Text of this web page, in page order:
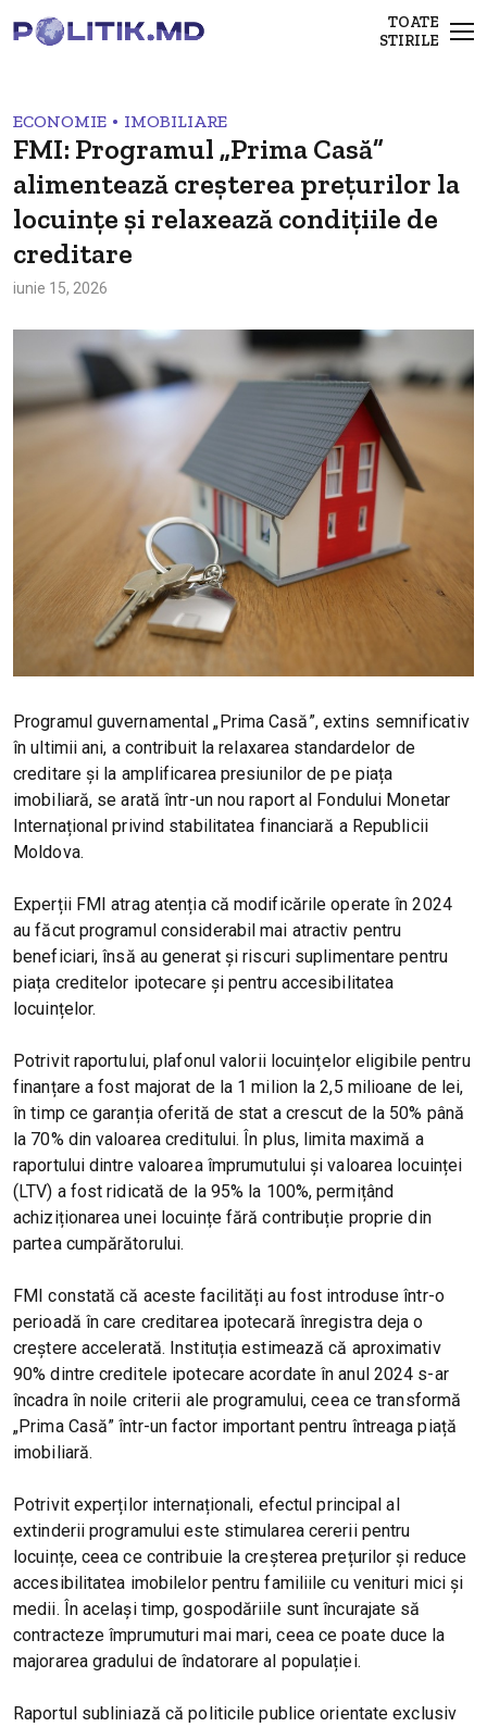
TOATE
STIRILE
ECONOMIE • IMOBILIARE
FMI: Programul „Prima Casă”
alimentează creșterea prețurilor la
locuințe și relaxează condițiile de
creditare
iunie 15, 2026
Programul guvernamental „Prima Casă”, extins semnificativ
în ultimii ani, a contribuit la relaxarea standardelor de
creditare și la amplificarea presiunilor de pe piața
imobiliară, se arată într-un nou raport al Fondului Monetar
Internațional privind stabilitatea financiară a Republicii
Moldova.
Experții FMI atrag atenția că modificările operate în 2024
au făcut programul considerabil mai atractiv pentru
beneficiari, însă au generat și riscuri suplimentare pentru
piața creditelor ipotecare și pentru accesibilitatea
locuințelor.
Potrivit raportului, plafonul valorii locuințelor eligibile pentru
finanțare a fost majorat de la 1 milion la 2,5 milioane de lei,
în timp ce garanția oferită de stat a crescut de la 50% până
la 70% din valoarea creditului. În plus, limita maximă a
raportului dintre valoarea împrumutului și valoarea locuinței
(LTV) a fost ridicată de la 95% la 100%, permițând
achiziționarea unei locuințe fără contribuție proprie din
partea cumpărătorului.
FMI constată că aceste facilități au fost introduse într-o
perioadă în care creditarea ipotecară înregistra deja o
creștere accelerată. Instituția estimează că aproximativ
90% dintre creditele ipotecare acordate în anul 2024 s-ar
încadra în noile criterii ale programului, ceea ce transformă
„Prima Casă” într-un factor important pentru întreaga piață
imobiliară.
Potrivit experților internaționali, efectul principal al
extinderii programului este stimularea cererii pentru
locuințe, ceea ce contribuie la creșterea prețurilor și reduce
accesibilitatea imobilelor pentru familiile cu venituri mici și
medii. În același timp, gospodăriile sunt încurajate să
contracteze împrumuturi mai mari, ceea ce poate duce la
majorarea gradului de îndatorare al populației.
Raportul subliniază că politicile publice orientate exclusiv